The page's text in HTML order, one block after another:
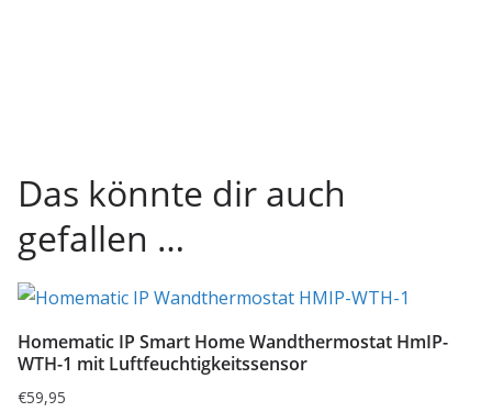
Das könnte dir auch
gefallen …
Homematic IP Smart Home Wandthermostat HmIP-
WTH-1 mit Luftfeuchtigkeitssensor
€59,95